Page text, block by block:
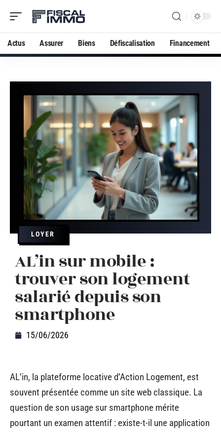
Actus Assurer Biens Défiscalisation Financement
LOYER
AL’in sur mobile :
trouver son logement
salarié depuis son
smartphone
15/06/2026
AL’in, la plateforme locative d’Action Logement, est
souvent présentée comme un site web classique. La
question de son usage sur smartphone mérite
pourtant un examen attentif : existe-t-il une application